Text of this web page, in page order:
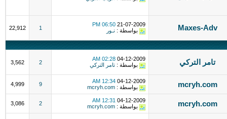
Maxes-Adv
21-07-2009
06:50 PM
بواسطة : نـور 1
22,912
تامر التركي 04-12-2009
02:28 AM
بواسطة : تامر التركي 2
3,562
mcryh.com
04-12-2009
12:34 AM
بواسطة : mcryh.com
9
4,999
mcryh.com
04-12-2009
12:31 AM
بواسطة : mcryh.com
2
3,086